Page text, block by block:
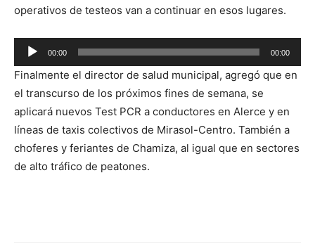
operativos de testeos van a continuar en esos lugares.
Reproductor
de
audio
00:00 00:00
Finalmente el director de salud municipal, agregó que en
el transcurso de los próximos fines de semana, se
aplicará nuevos Test PCR a conductores en Alerce y en
líneas de taxis colectivos de Mirasol-Centro. También a
choferes y feriantes de Chamiza, al igual que en sectores
de alto tráfico de peatones.